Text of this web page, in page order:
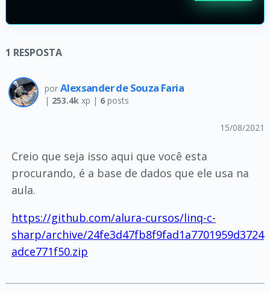
1 RESPOSTA
por Alexsander de Souza Faria
| 253.4kxp | 6posts
15/08/2021
Creio que seja isso aqui que você esta
procurando, é a base de dados que ele usa na
aula.
https://github.com/alura-cursos/linq-c-
sharp/archive/24fe3d47fb8f9fad1a7701959d3724
adce771f50.zip